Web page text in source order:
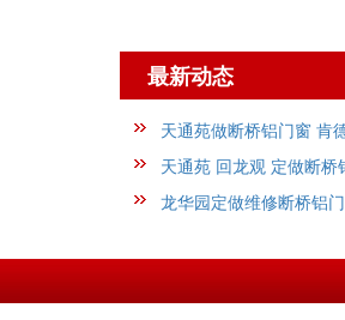
最新动态
天通苑做断桥铝门窗 肯
护
天通苑 回龙观 定做断
维
龙华园定做维修断桥铝